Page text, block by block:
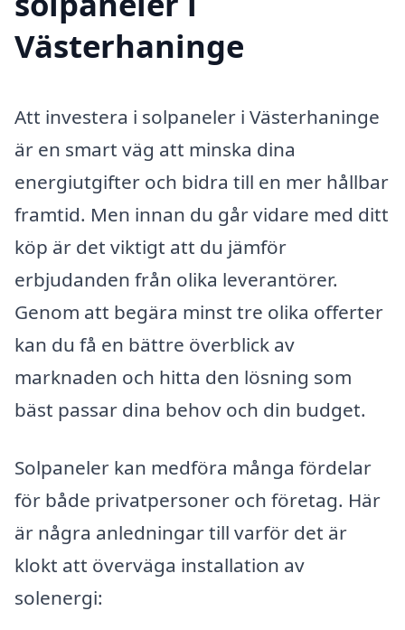
Västerhaninge
Att investera i solpaneler i Västerhaninge
är en smart väg att minska dina
energiutgifter och bidra till en mer hållbar
framtid. Men innan du går vidare med ditt
köp är det viktigt att du jämför
erbjudanden från olika leverantörer.
Genom att begära minst tre olika offerter
kan du få en bättre överblick av
marknaden och hitta den lösning som
bäst passar dina behov och din budget.
Solpaneler kan medföra många fördelar
för både privatpersoner och företag. Här
är några anledningar till varför det är
klokt att överväga installation av
solenergi: